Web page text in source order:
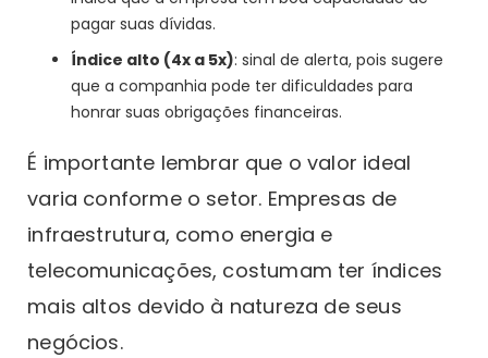
pagar suas dívidas.
Índice alto (4x a 5x): sinal de alerta, pois sugere
que a companhia pode ter dificuldades para
honrar suas obrigações financeiras.
É importante lembrar que o valor ideal
varia conforme o setor. Empresas de
infraestrutura, como energia e
telecomunicações, costumam ter índices
mais altos devido à natureza de seus
negócios.